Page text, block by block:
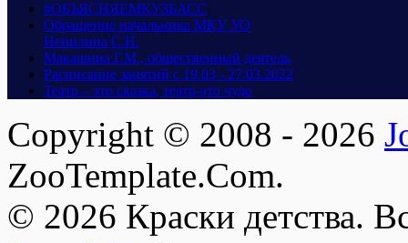
#ОБЪЯСНЯЕМКУЗБАСС
Обращение начальника МКУ УО
Ненилина С.Н.
Макашина Г.М., общественный деятель
Расписание занятий с 19.03 - 27.03.2022
Театр – это сказка, театр-это чудо
Copyright © 2008 - 2026
ZooTemplate.Com.
© 2026 Краски детства.